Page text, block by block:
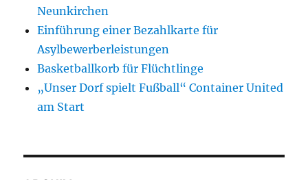
Neunkirchen
Einführung einer Bezahlkarte für
Asylbewerberleistungen
Basketballkorb für Flüchtlinge
„Unser Dorf spielt Fußball“ Container United
am Start